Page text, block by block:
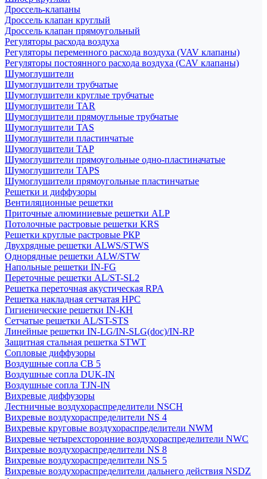
Дроссель-клапаны
Дроссель клапан круглый
Дроссель клапан прямоугольный
Регуляторы расхода воздуха
Регуляторы переменного расхода воздуха (VAV клапаны)
Регуляторы постоянного расхода воздуха (CAV клапаны)
Шумоглушители
Шумоглушители трубчатые
Шумоглушители круглые трубчатые
Шумоглушители TAR
Шумоглушители прямоугльные трубчатые
Шумоглушители TAS
Шумоглушители пластинчатые
Шумоглушители TAP
Шумоглушители прямоугольные одно-пластиначатые
Шумоглушители TAPS
Шумоглушители прямоугольные пластинчатые
Решетки и диффузоры
Вентиляционные решетки
Приточные алюминиевые решетки ALP
Потолочные растровые решетки KRS
Решетки круглые растровые РКР
Двухрядные решетки ALWS/STWS
Однорядные решетки ALW/STW
Напольные решетки IN-FG
Переточные решетки AL/ST-SL2
Решетка переточная акустическая RPA
Решетка накладная сетчатая НРС
Гигиенические решетки IN-КН
Сетчатые решетки AL/ST-STS
Линейные решетки IN-LG/IN-SLG(doc)/IN-RP
Защитная стальная решетка STWT
Сопловые диффузоры
Воздушные сопла СВ 5
Воздушные сопла DUK-IN
Воздушные сопла TJN-IN
Вихревые диффузоры
Лестничные воздухораспределители NSCH
Вихревые воздухораспределители NS 4
Вихревые круговые воздухораспределители NWM
Вихревые четырехсторонние воздухораспределители NWC
Вихревые воздухораспределители NS 8
Вихревые воздухораспределители NS 5
Вихревые воздухораспределители дальнего действия NSDZ